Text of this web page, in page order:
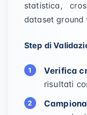
statistica,
dataset ground
Step di
Verifica
risultati